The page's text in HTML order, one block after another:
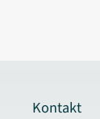
Kontakt